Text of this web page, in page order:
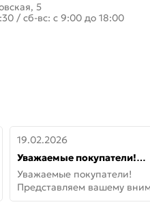
5
/ сб-вс: с 9:00 до 18:00
19.02.2026
Уважаемые покупатели!
Представляем вашему
новинки от Armadillo!
Уважаемые покупатели!
Представляем вашему
новинки от Armadillo!